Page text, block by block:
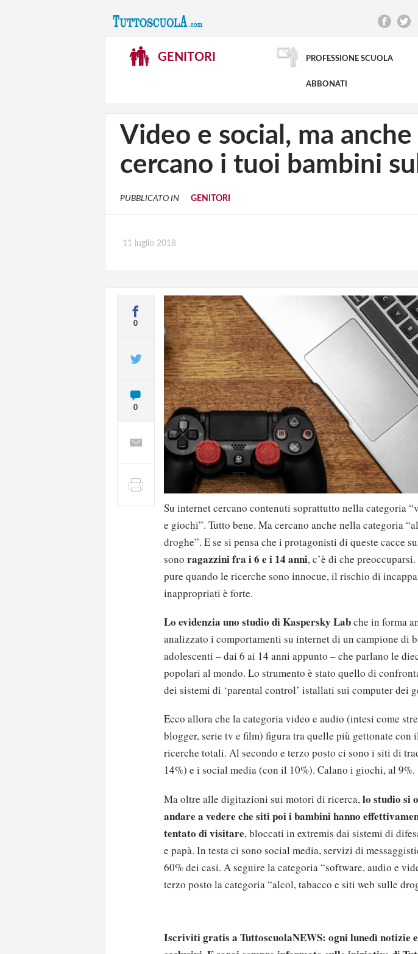
GENITORI PROFESSIONE SCUOLA
ABBONATI RICERCA
Video e social, ma
cercano i tuoi bambini
PUBBLICATO IN GENITORI
11 luglio 2018
0
0
Su internet cercano contenuti soprattutto nella categoria
e giochi”. Tutto bene. Ma cercano anche nella categoria
droghe”. E se si pensa che i protagonisti di queste cacce
sono ragazzini fra i 6 e i 14 anni, c’è di che
pure quando le ricerche sono innocue, il rischio di
inappropriati è forte.
Lo evidenzia uno studio di Kaspersky Labche in forma
analizzato i comportamenti su internet di un campione di
adolescenti – dai 6 ai 14 anni appunto – che parlano le
popolari al mondo. Lo strumento è stato quello di
dei sistemi di ‘parental control’ istallati sui computer dei
Ecco allora che la categoria video e audio (intesi come
blogger, serie tv e film) figura tra quelle più gettonate con
ricerche totali. Al secondo e terzo posto ci sono i siti di
14%) e i social media (con il 10%). Calano i giochi, al 9%.
Ma oltre alle digitazioni sui motori di ricerca, lo studio si
andare a vedere che siti poi i bambini hanno
tentato di visitare, bloccati in extremis dai sistemi di
e papà. In testa ci sono social media, servizi di
60% dei casi. A seguire la categoria “software, audio e
terzo posto la categoria “alcol, tabacco e siti web sulle
Iscriviti gratis a TuttoscuolaNEWS: ogni lunedì notizie